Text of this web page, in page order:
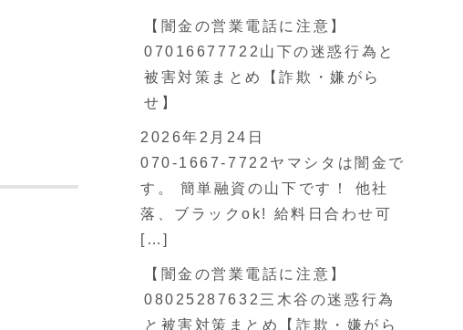
【闇金の営業電話に注意】
07016677722山下の迷惑行為と
被害対策まとめ【詐欺・嫌がら
せ】
2026年2月24日
070-1667-7722ヤマシタは闇金で
す。 簡単融資の山下です！ 他社
落、ブラックok! 給料日合わせ可
[…]
【闇金の営業電話に注意】
08025287632三木谷の迷惑行為
と被害対策まとめ【詐欺・嫌がら